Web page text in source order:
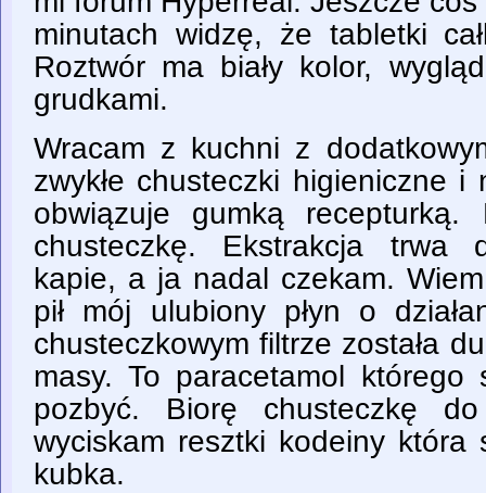
minutach widzę, że tabletki
Roztwór ma biały kolor,
grudkami.
Wracam z kuchni z
zwykłe chusteczki higieniczne i
obwiązuje gumką recepturką.
chusteczkę. Ekstrakcja trwa
kapie, a ja nadal czekam.
pił mój ulubiony płyn o
chusteczkowym filtrze została
masy. To paracetamol którego
pozbyć. Biorę chusteczkę
wyciskam resztki kodeiny
kubka.